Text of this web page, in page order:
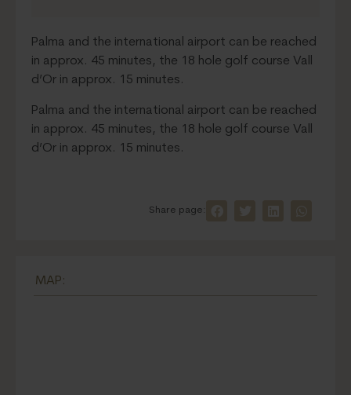
Palma and the international airport can be reached
in approx. 45 minutes, the 18 hole golf course Vall
d’Or in approx. 15 minutes.
Palma and the international airport can be reached
in approx. 45 minutes, the 18 hole golf course Vall
d’Or in approx. 15 minutes.
Share page:
MAP: